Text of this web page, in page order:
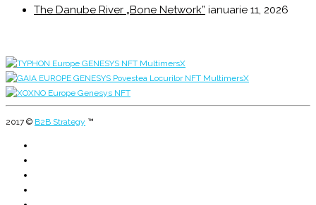
The Danube River „Bone Network” ianuarie 11, 2026
2017 © B2B Strategy ™